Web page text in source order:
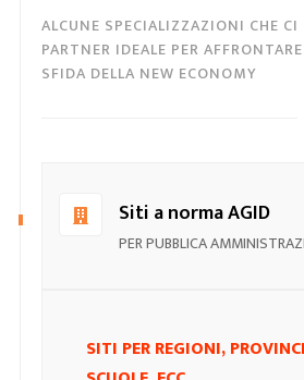
ALCUNE SPECIALIZZAZIONI CHE
PARTNER IDEALE PER
SFIDA DELLA NEW ECONOMY
Siti a norma AGID
PER PUBBLICA
SITI PER REGIONI,